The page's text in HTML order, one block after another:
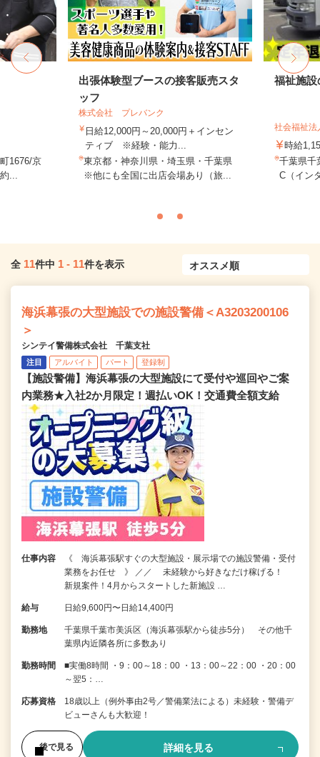
1676/京
...
出張体験型ブースの接客販売スタ
ッフ
株式会社 プレバンク
日給12,000円～20,000円＋インセン
ティブ ※経験・能力...
東京都・神奈川県・埼玉県・千葉県
※他にも全国に出店会場あり（旅...
福祉施設
社会福祉
時給
千葉県
C（イン
全 11件中 1 - 11件を表示
海浜幕張の大型施設での施設警備＜A3203200106
＞
シンテイ警備株式会社 千葉支社
注目 アルバイト パート 登録制
【施設警備】海浜幕張の大型施設にて受付や巡回やご案
内業務★入社2か月限定！週払いOK！交通費全額支給
仕事内容
《 海浜幕張駅すぐの大型施設・展示場での施設警備・受付
業務をお任せ 》 ／／ 未経験から好きなだけ稼げる！
新規案件！4月からスタートした新施設 …
給与 日給9,600円〜日給14,400円
勤務地
千葉県千葉市美浜区（海浜幕張駅から徒歩5分） その他千
葉県内近隣各所に多数あり
勤務時間
■実働8時間 ・9：00～18：00 ・13：00～22：00 ・20：00
～翌5：…
応募資格
18歳以上（例外事由2号／警備業法による）未経験・警備デ
ビューさんも大歓迎！
後で見る 詳細を見る